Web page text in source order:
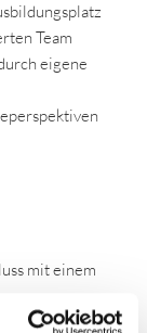
Team
eigene
mit einem